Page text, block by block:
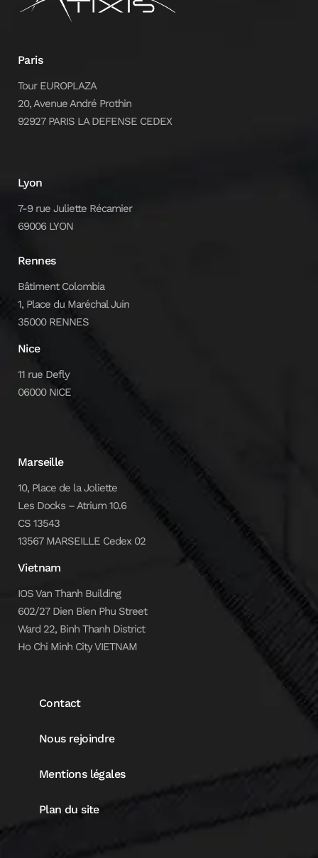
Paris
Tour EUROPLAZA
20, Avenue André Prothin
92927 PARIS LA DEFENSE CEDEX
Lyon
7-9 rue Juliette Récamier
69006 LYON
Rennes
Bâtiment Colombia
1, Place du Maréchal Juin
35000 RENNES
Nice
11 rue Defly
06000 NICE
Marseille
10, Place de la Joliette
Les Docks – Atrium 10.6
CS 13543
13567 MARSEILLE Cedex 02
Vietnam
IOS Van Thanh Building
602/27 Dien Bien Phu Street
Ward 22, Binh Thanh District
Ho Chi Minh City VIETNAM
Contact
Nous rejoindre
Mentions légales
Plan du site